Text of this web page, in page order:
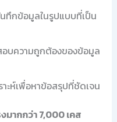
ทึกข้อมูลในรูปแบบที่เป็น
บความถูกต้องของข้อมูล
ะห์เพื่อหาข้อสรุปที่ชัดเจน
ากกว่า 7,000 เคส